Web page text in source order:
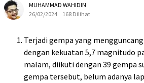
MUHAMMAD WAHIDIN
26/02/2024
168 Dilihat
Terjadi gempa yang
dengan kekuatan 5,7 magnitudo
malam, diikuti dengan 39 gempa
gempa tersebut, belum adanya